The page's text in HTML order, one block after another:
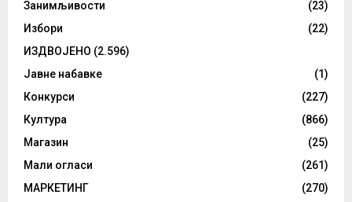
Занимљивости
(23)
Избори
(22)
ИЗДВОЈЕНО (2.596)
Јавне набавке
(1)
Конкурси
(227)
Култура
(866)
Магазин
(25)
Мали огласи
(261)
МАРКЕТИНГ
(270)